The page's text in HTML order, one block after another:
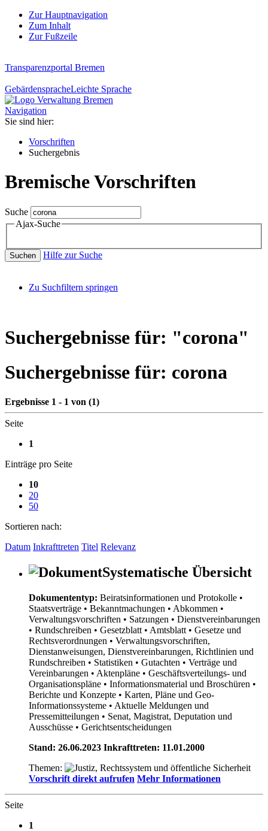
Zur Hauptnavigation
Zum Inhalt
Zur Fußzeile
Transparenzportal Bremen
GebärdenspracheLeichte Sprache
Navigation
Sie sind hier:
Vorschriften
Suchergebnis
Bremische Vorschriften
Suche
Ajax-Suche
Suchen Hilfe zur Suche
Zu Suchfiltern springen
Suchergebnisse für: "corona"
Suchergebnisse für: corona
Ergebnisse 1 - 1 von (1)
Seite
1
Einträge pro Seite
10
20
50
Sortieren nach:
Datum Inkrafttreten Titel Relevanz
Systematische Übersicht
Dokumententyp: Beiratsinformationen und Protokolle •
Staatsverträge • Bekanntmachungen • Abkommen •
Verwaltungsvorschriften • Satzungen • Dienstvereinbarungen
• Rundschreiben • Gesetzblatt • Amtsblatt • Gesetze und
Rechtsverordnungen • Verwaltungsvorschriften,
Dienstanweisungen, Dienstvereinbarungen, Richtlinien und
Rundschreiben • Statistiken • Gutachten • Verträge und
Vereinbarungen • Aktenpläne • Geschäftsverteilungs- und
Organisationspläne • Informationsmaterial und Broschüren •
Berichte und Konzepte • Karten, Pläne und Geo-
Informationssysteme • Aktuelle Meldungen und
Pressemitteilungen • Senat, Magistrat, Deputation und
Ausschüsse • Gerichtsentscheidungen
Stand: 26.06.2023 Inkrafttreten: 11.01.2000
Themen:
Vorschrift direkt aufrufen Mehr Informationen
Seite
1